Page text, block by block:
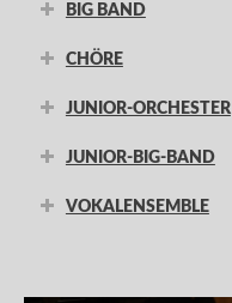
BIG BAND
CHÖRE
JUNIOR-ORCHESTER
JUNIOR-BIG-BAND
VOKALENSEMBLE